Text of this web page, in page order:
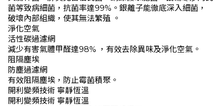
菌等致病細菌，抗菌率達99%。銀離子能徹底深入細菌，
破壞內部組織，使其無法繁殖 。
淨化空氣
活性碳過濾網
減少有害氣體甲醛達98% ，有效去除異味及淨化空氣。
阻隔塵埃
防塵過濾網
有效阻隔塵埃，防止霉菌積聚。
開利變頻技術 寧靜恆溫
開利變頻技術 寧靜恆溫